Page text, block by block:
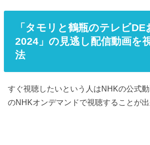
「タモリと鶴瓶のテレビDE
2024」の見逃し配信動画を
法
すぐ視聴したいという人はNHKの公式
のNHKオンデマンドで視聴することが出